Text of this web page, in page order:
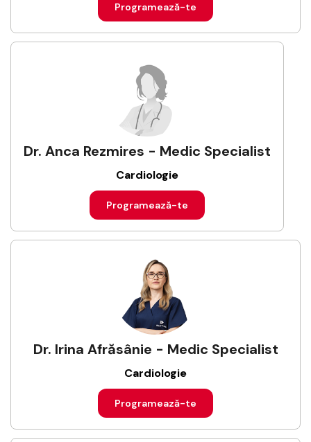
Programează-te
Dr. Anca Rezmires - Medic Specialist
Cardiologie
Programează-te
Dr. Irina Afrăsânie - Medic Specialist
Cardiologie
Programează-te